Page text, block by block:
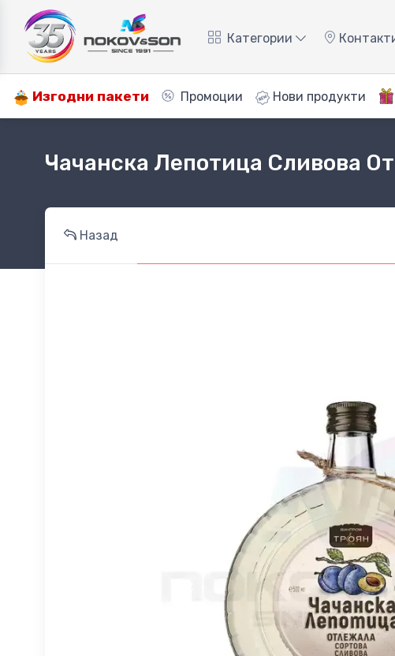
Категории
Изгодни пакети Промоции Нови продукти
Чачанска Лепотица Сливова
Назад